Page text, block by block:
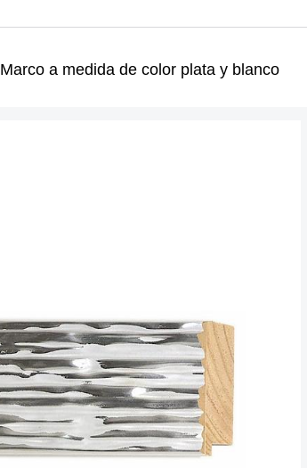
Marco a medida de color plata y blanco